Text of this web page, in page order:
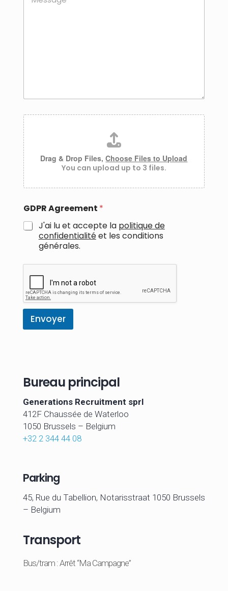
D
o
c
u
m
e
n
t
Drag & Drop Files,Choose Files to Upload
You can upload up to 3 files.
GDPR Agreement *
J'ai lu et accepte la politique de
confidentialitéet les conditions
générales.
G
R
E
m
i
Envoyer
Bureau principal
Generations Recruitment sprl
412F Chaussée de Waterloo
1050 Brussels – Belgium
+32 2 344 44 08
Parking
45, Rue du Tabellion, Notarisstraat 1050 Brussels
– Belgium
Transport
Bus/tram : Arrêt “Ma Campagne”